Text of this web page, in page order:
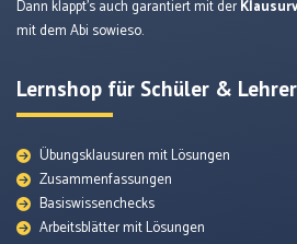
Dann klappt’s auch garantiert mit der
mit dem Abi sowieso.
Lernshop für Schüler & Lehrer
Übungsklausuren mit Lösungen
Zusammenfassungen
Basiswissenchecks
Arbeitsblätter mit Lösungen